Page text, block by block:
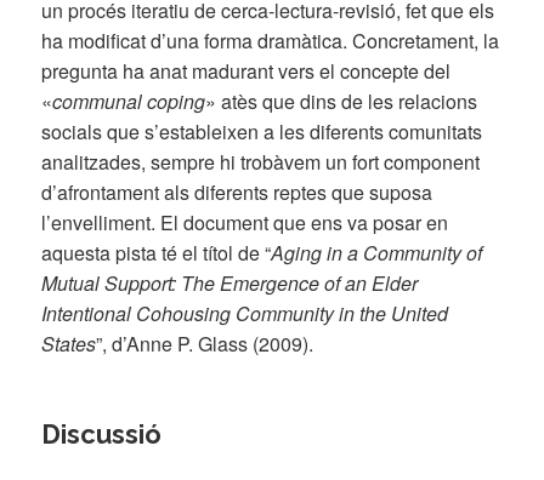
un procés iteratiu de cerca-lectura-revisió, fet que els
ha modificat d’una forma dramàtica. Concretament, la
pregunta ha anat madurant vers el concepte del
«communal coping» atès que dins de les relacions
socials que s’estableixen a les diferents comunitats
analitzades, sempre hi trobàvem un fort component
d’afrontament als diferents reptes que suposa
l’envelliment. El document que ens va posar en
aquesta pista té el títol de “Aging in a Community of
Mutual Support: The Emergence of an Elder
Intentional Cohousing Community in the United
States”, d’Anne P. Glass (2009).
Discussió